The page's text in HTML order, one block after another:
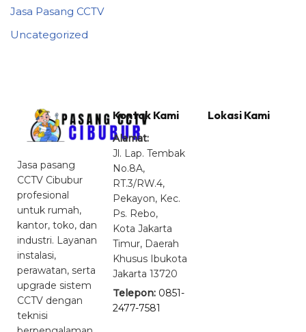
Jasa Pasang CCTV
Uncategorized
Jasa pasang
CCTV Cibubur
profesional
untuk rumah,
kantor, toko, dan
industri. Layanan
instalasi,
perawatan, serta
upgrade sistem
CCTV dengan
teknisi
Kontak Kami
Alamat:
Jl. Lap. Tembak
No.8A,
RT.3/RW.4,
Pekayon, Kec.
Ps. Rebo,
Kota Jakarta
Timur, Daerah
Khusus Ibukota
Jakarta 13720
Telepon: 0851-
2477-7581
Lokasi Kami